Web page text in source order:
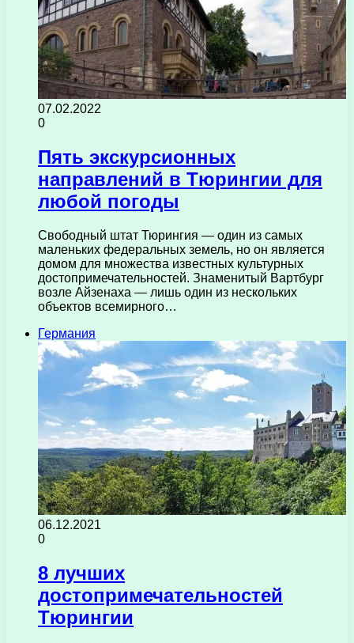
07.02.2022
0
Пять экскурсионных
направлений в Тюрингии для
любой погоды
Свободный штат Тюрингия — один из самых
маленьких федеральных земель, но он является
домом для множества известных культурных
достопримечательностей. Знаменитый Вартбург
возле Айзенаха — лишь один из нескольких
объектов всемирного…
Германия
06.12.2021
0
8 лучших
достопримечательностей
Тюрингии